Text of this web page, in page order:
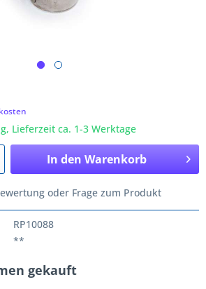
Lieferzeit ca. 1-3 Werktage
In den Warenkorb
oder Frage zum Produkt
RP10088
**
gekauft